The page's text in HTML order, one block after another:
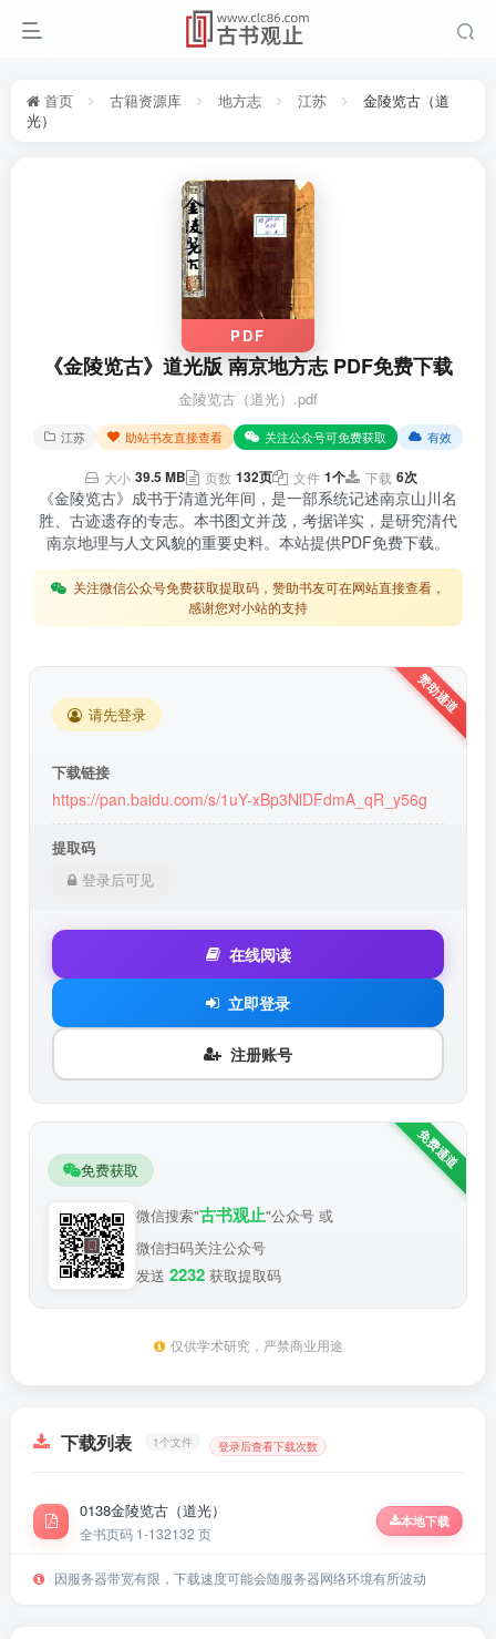
首页 古籍资源库 地方志 江苏
金陵览古（道
光）
PDF
《金陵览古》道光版 南京地方志 PDF免费下载
金陵览古（道光）.pdf
江苏 助站书友直接查看 关注公众号可免费获取 有效
大小 39.5 MB 页数 132页 文件 1个 下载 6次
《金陵览古》成书于清道光年间，是一部系统记述南京山川名
胜、古迹遗存的专志。本书图文并茂，考据详实，是研究清代
南京地理与人文风貌的重要史料。本站提供PDF免费下载。
关注微信公众号免费获取提取码，赞助书友可在网站直接查看，
感谢您对小站的支持
请先登录
下载链接
https://pan.baidu.com/s/1uY-xBp3NlDFdmA_qR_y56g
提取码
登录后可见
在线阅读
立即登录
注册账号
免费获取
微信搜索"古书观止"公众号 或
微信扫码关注公众号
发送 2232 获取提取码
仅供学术研究，严禁商业用途
下载列表 1个文件 登录后查看下载次数
0138金陵览古（道光）
全书页码 1-132132 页
本地下载
因服务器带宽有限，下载速度可能会随服务器网络环境有所波动